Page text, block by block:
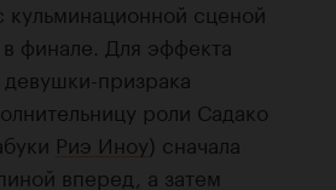
кульминационной сценой
финале. Для эффекта
призрака
роли Садако
Риэ Иноу) сначала
вперед, а затем